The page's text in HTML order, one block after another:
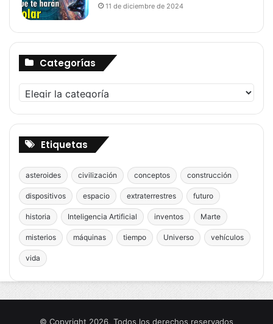
11 de diciembre de 2024
Categorías
Categorías
Etiquetas
asteroides civilización conceptos construcción
dispositivos espacio extraterrestres futuro
historia Inteligencia Artificial inventos Marte
misterios máquinas tiempo Universo vehículos
vida
© Copyright 2026, Todos los derechos reservados